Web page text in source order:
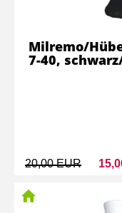
20,00 EUR
Milremo/
7-40,